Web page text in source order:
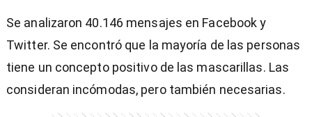
Se analizaron 40.146 mensajes en Facebook y
Twitter. Se encontró que la mayoría de las personas
tiene un concepto positivo de las mascarillas. Las
consideran incómodas, pero también necesarias.